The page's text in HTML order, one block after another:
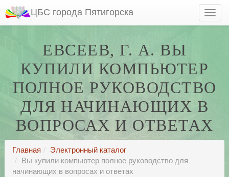
ЦБС города Пятигорска
ЕВСЕЕВ, Г. А. ВЫ
КУПИЛИ КОМПЬЮТЕР
ПОЛНОЕ РУКОВОДСТВО
ДЛЯ НАЧИНАЮЩИХ В
ВОПРОСАХ И ОТВЕТАХ
Главная
Электронный каталог
Вы купили компьютер полное руководство для
начинающих в вопросах и ответах